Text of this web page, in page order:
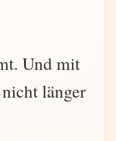
Und mit
länger